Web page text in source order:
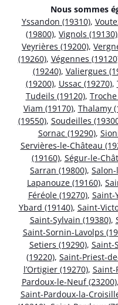
Nous sommes
Yssandon (19310),
(19800), Vignols (19130)
Veyrières (19200),
(19260), Végennes
(19240), Valiergues
(19200), Ussac (19270),
Tudeils (19120),
Viam (19170), Thalamy
(19550), Soudeilles
Sornac (19290),
Servières-le-Château
(19160), Ségur-le-
Sarran (19800),
Lapanouze (19160),
Féréole (19270), Saint-
Ybard (19140), Saint-
Saint-Sylvain (19380),
Saint-Sornin-Lavolps
Setiers (19290), Saint-
(19220), Saint-Priest-
l’Ortigier (19270), Saint-
Pardoux-le-Neuf (23200),
Saint-Pardoux-la-